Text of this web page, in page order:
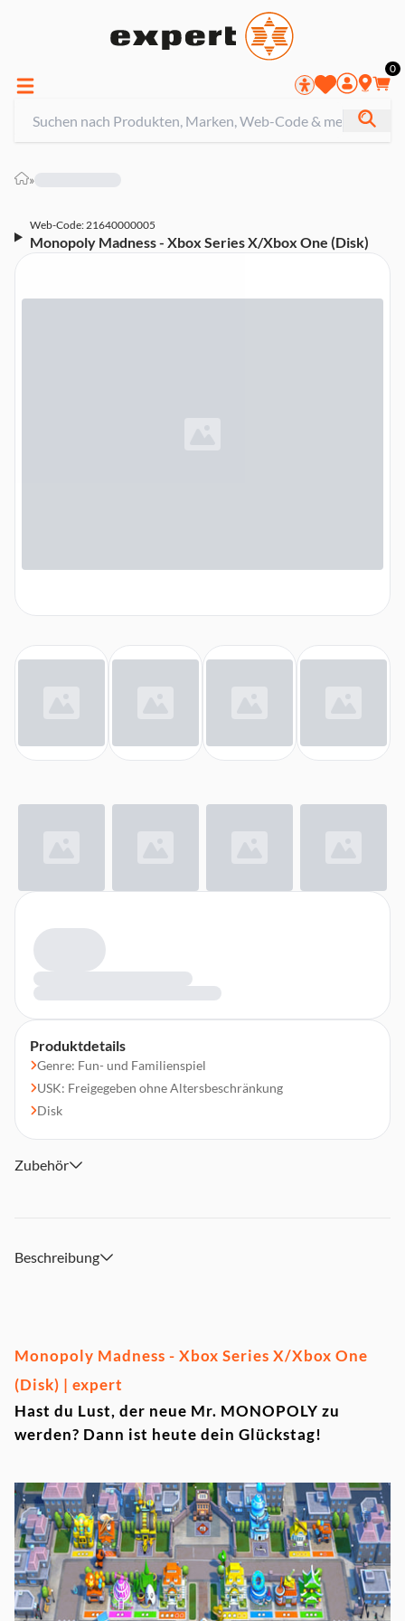
0
»
Web-Code: 21640000005
Monopoly Madness - Xbox Series X/Xbox One (Disk)
Produktdetails
Genre: Fun- und Familienspiel
USK: Freigegeben ohne Altersbeschränkung
Disk
Zubehör
Beschreibung
Monopoly Madness - Xbox Series X/Xbox One
(Disk) | expert
Hast du Lust, der neue Mr. MONOPOLY zu
werden? Dann ist heute dein Glückstag!